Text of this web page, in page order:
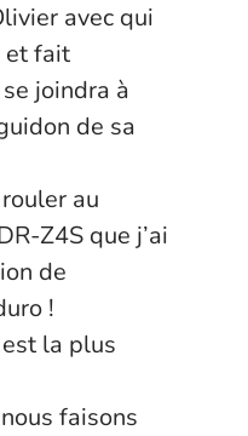
avec qui
et fait
joindra à
de sa
au
Z4S que j’ai
de
!
la plus
faisons